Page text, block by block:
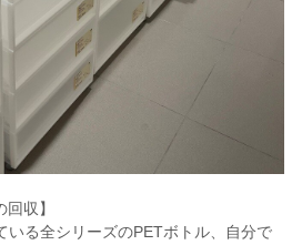
収】
いる全シリーズのPETボトル、自分で